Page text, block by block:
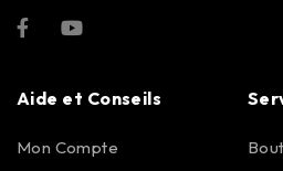
Aide et Conseils
Mon Compte